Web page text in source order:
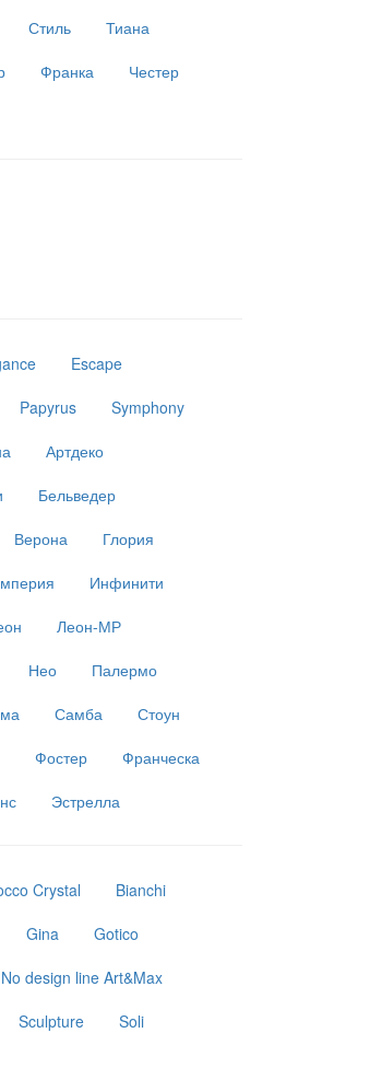
Стиль
Тиана
Франка
Честер
Escape
Papyrus
Symphony
Артдеко
Бельведер
Верона
Глория
Инфинити
Леон-МР
Нео
Палермо
Самба
Стоун
Фостер
Франческа
Эстрелла
Crystal
Bianchi
Gina
Gotico
No design line Art&Max
Sculpture
Soli